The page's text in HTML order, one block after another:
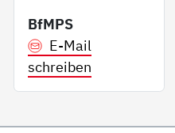
BfMPS
E-Mail
schreiben